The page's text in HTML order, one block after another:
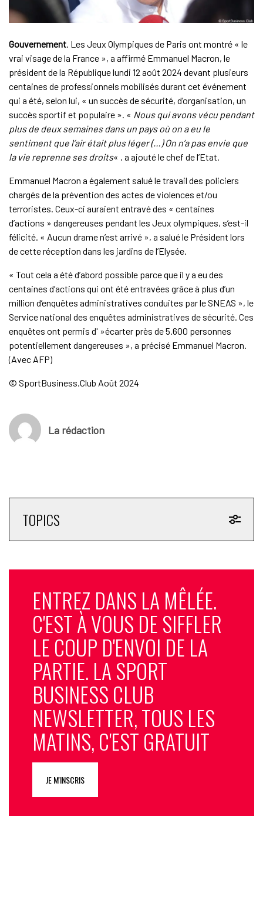
Gouvernement. Les Jeux Olympiques de Paris ont montré « le
vrai visage de la France », a affirmé Emmanuel Macron, le
président de la République lundi 12 août 2024 devant plusieurs
centaines de professionnels mobilisés durant cet événement
qui a été, selon lui, « un succès de sécurité, d’organisation, un
succès sportif et populaire ». « Nous qui avons vécu pendant
plus de deux semaines dans un pays où on a eu le
sentiment que l’air était plus léger (…) On n’a pas envie que
la vie reprenne ses droits« , a ajouté le chef de l’Etat.
Emmanuel Macron a également salué le travail des policiers
chargés de la prévention des actes de violences et/ou
terroristes. Ceux-ci auraient entravé des « centaines
d’actions » dangereuses pendant les Jeux olympiques, s’est-il
félicité. « Aucun drame n’est arrivé », a salué le Président lors
de cette réception dans les jardins de l’Elysée.
« Tout cela a été d’abord possible parce que il y a eu des
centaines d’actions qui ont été entravées grâce à plus d’un
million d’enquêtes administratives conduites par le SNEAS », le
Service national des enquêtes administratives de sécurité. Ces
enquêtes ont permis d' »écarter près de 5.600 personnes
potentiellement dangereuses », a précisé Emmanuel Macron.
(Avec AFP)
© SportBusiness.Club Août 2024
La rédaction
TOPICS
ENTREZ DANS LA MÊLÉE.
C'EST À VOUS DE SIFFLER
LE COUP D'ENVOI DE LA
PARTIE. LA SPORT
BUSINESS CLUB
NEWSLETTER, TOUS LES
MATINS, C'EST GRATUIT
JE M'INSCRIS